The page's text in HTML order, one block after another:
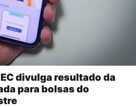
divulga resultado da
para bolsas do